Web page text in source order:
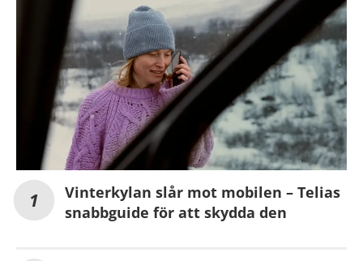
Vinterkylan slår mot mobilen – Telias
snabbguide för att skydda den